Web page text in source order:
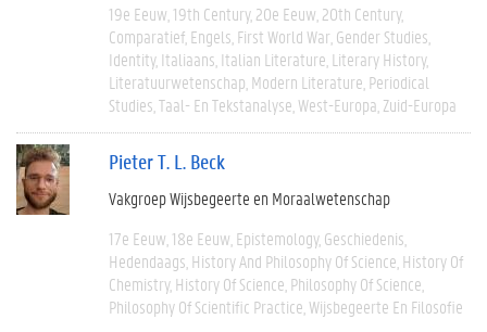
19e Eeuw 19th Century 20e Eeuw 20th Century
Comparatief Engels First World War Gender Studies
Identity Italiaans Italian Literature Literary History
Literatuurwetenschap Modern Literature Periodical
Studies Taal- En Tekstanalyse West-Europa Zuid-Europa
Pieter T. L. Beck
Vakgroep Wijsbegeerte en Moraalwetenschap
17e Eeuw 18e Eeuw Epistemology Geschiedenis
Hedendaags History And Philosophy Of Science History Of
Chemistry History Of Science Philosophy Of Science
Philosophy Of Scientific Practice Wijsbegeerte En Filosofie